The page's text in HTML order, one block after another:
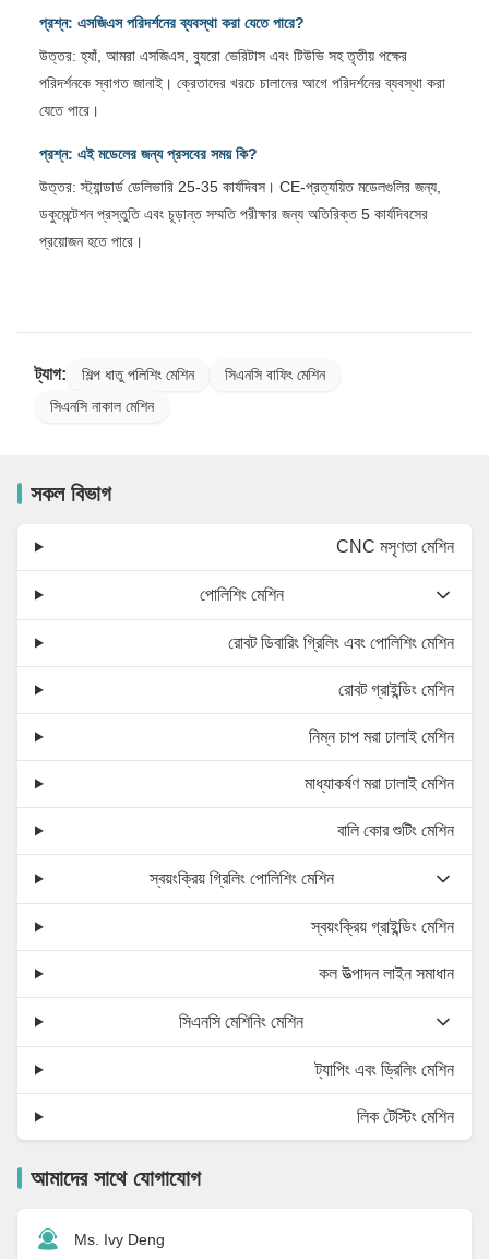
প্রশ্ন: এসজিএস পরিদর্শনের ব্যবস্থা করা যেতে পারে?
উত্তর: হ্যাঁ, আমরা এসজিএস, ব্যুরো ভেরিটাস এবং টিউভি সহ তৃতীয় পক্ষের
পরিদর্শনকে স্বাগত জানাই। ক্রেতাদের খরচে চালানের আগে পরিদর্শনের ব্যবস্থা করা
যেতে পারে।
প্রশ্ন: এই মডেলের জন্য প্রসবের সময় কি?
উত্তর: স্ট্যান্ডার্ড ডেলিভারি 25-35 কার্যদিবস। CE-প্রত্যয়িত মডেলগুলির জন্য,
ডকুমেন্টেশন প্রস্তুতি এবং চূড়ান্ত সম্মতি পরীক্ষার জন্য অতিরিক্ত 5 কার্যদিবসের
প্রয়োজন হতে পারে।
ট্যাগ: শিল্প ধাতু পলিশিং মেশিন
সিএনসি বাফিং মেশিন
সিএনসি নাকাল মেশিন
সকল বিভাগ
CNC মসৃণতা মেশিন
পোলিশিং মেশিন
রোবট ডিবারিং গ্রিলিং এবং পোলিশিং মেশিন
রোবট গ্রাইন্ডিং মেশিন
নিম্ন চাপ মরা ঢালাই মেশিন
মাধ্যাকর্ষণ মরা ঢালাই মেশিন
বালি কোর শুটিং মেশিন
স্বয়ংক্রিয় গ্রিলিং পোলিশিং মেশিন
স্বয়ংক্রিয় গ্রাইন্ডিং মেশিন
কল উত্পাদন লাইন সমাধান
সিএনসি মেশিনিং মেশিন
ট্যাপিং এবং ড্রিলিং মেশিন
লিক টেস্টিং মেশিন
আমাদের সাথে যোগাযোগ
Ms. Ivy Deng